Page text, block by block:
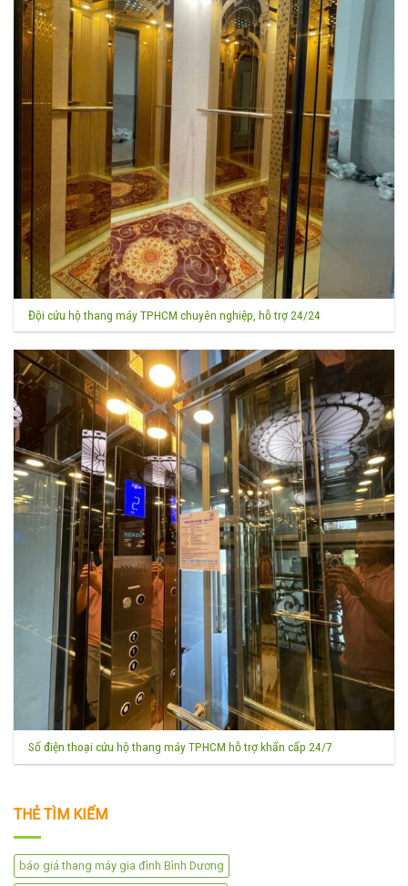
Đội cứu hộ thang máy TPHCM chuyên nghiệp, hỗ trợ 24/24
Số điện thoại cứu hộ thang máy TPHCM hỗ trợ khẩn cấp 24/7
THẺ TÌM KIẾM
báo giá thang máy gia đình Bình Dương